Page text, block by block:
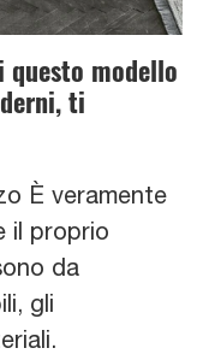
questo modello
ti
È veramente
il proprio
da
gli